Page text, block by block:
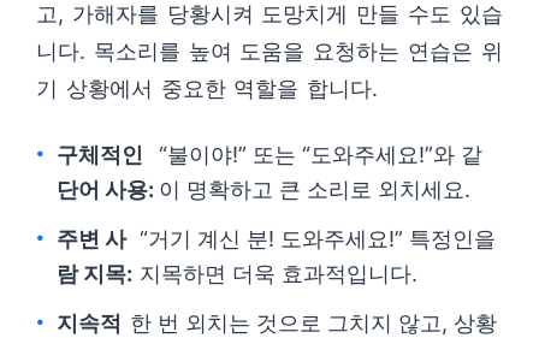
고, 가해자를 당황시켜 도망치게 만들 수도 있습
니다. 목소리를 높여 도움을 요청하는 연습은 위
기 상황에서 중요한 역할을 합니다.
구체적인
단어 사용:
“불이야!” 또는 “도와주세요!”와 같
이 명확하고 큰 소리로 외치세요.
주변 사
람 지목:
“거기 계신 분! 도와주세요!” 특정인을
지목하면 더욱 효과적입니다.
지속적 한 번 외치는 것으로 그치지 않고, 상황